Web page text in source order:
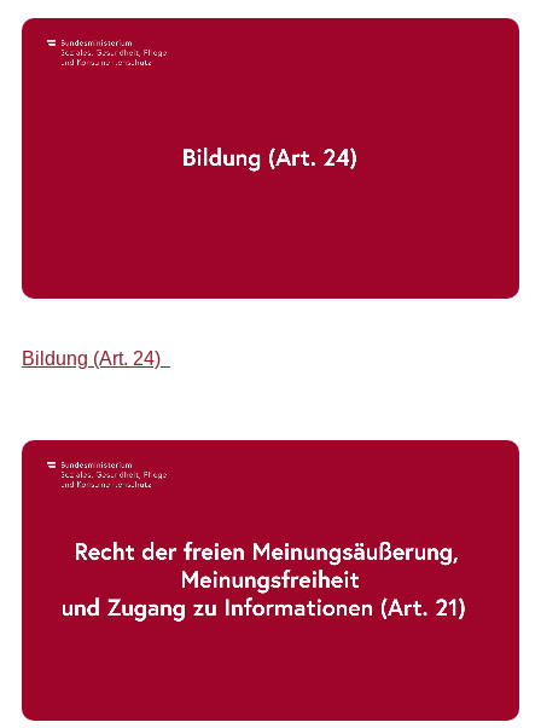
Bildung (Art. 24)